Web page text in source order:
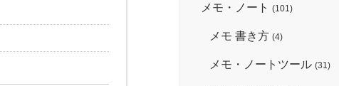
メモ・ノート (101)
メモ 書き方 (4)
メモ・ノートツール (31)